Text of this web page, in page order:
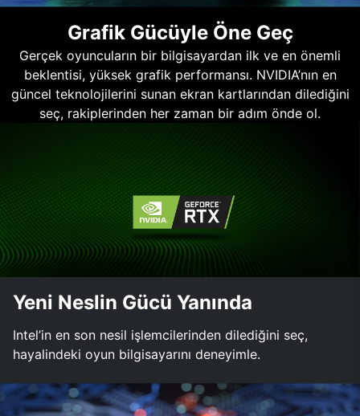
Grafik Gücüyle Öne Geç
Gerçek oyuncuların bir bilgisayardan ilk ve en önemli
beklentisi, yüksek grafik performansı. NVIDIA’nın en
güncel teknolojilerini sunan ekran kartlarından dilediğini
seç, rakiplerinden her zaman bir adım önde ol.
Yeni Neslin Gücü Yanında
Intel’in en son nesil işlemcilerinden dilediğini seç,
hayalindeki oyun bilgisayarını deneyimle.